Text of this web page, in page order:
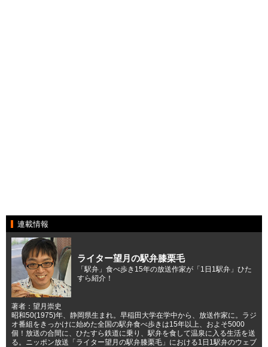
連載情報
ライター望月の駅弁膝栗毛
「駅弁」食べ歩き15年の放送作家が「1日1駅弁」ひた
すら紹介！
著者：望月崇史
昭和50(1975)年、静岡県生まれ。早稲田大学在学中から、放送作家に。ラジ
オ番組をきっかけに始めた全国の駅弁食べ歩きは15年以上、およそ5000
個！放送の合間に、ひたすら鉄道に乗り、駅弁を食して温泉に入る生活を送
る。ニッポン放送「ライター望月の駅弁膝栗毛」における1日1駅弁のウェブ